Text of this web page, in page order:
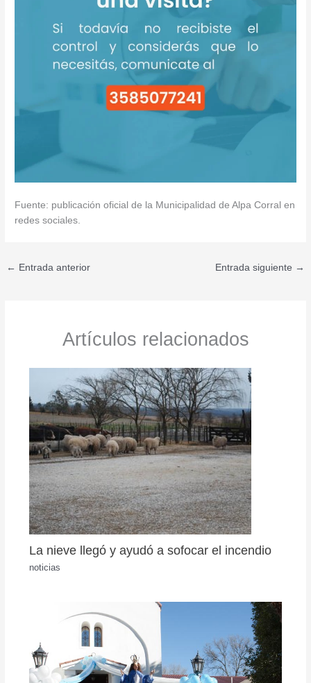
Fuente: publicación oficial de la Municipalidad de Alpa Corral en
redes sociales.
← Entrada anterior Entrada siguiente →
Artículos relacionados
La nieve llegó y ayudó a sofocar el incendio
noticias